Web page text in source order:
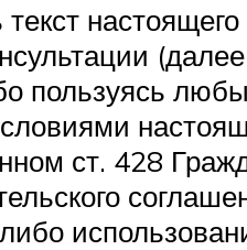
пользуясь
ст. 428